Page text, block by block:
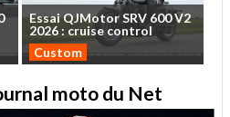
EssaiQJMotorSRV 600V2
2026 : cruise control
Custom
moto du Net